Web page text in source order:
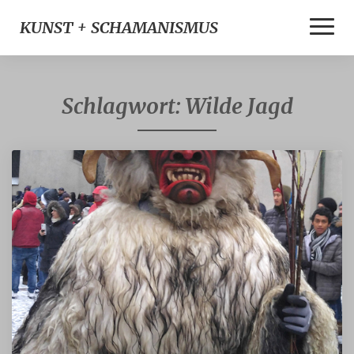
Toggle
KUNST + SCHAMANISMUS
Schlagwort: Wilde Jagd